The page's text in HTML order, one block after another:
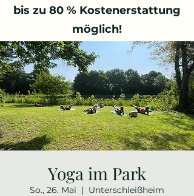
bis zu 80 % Kostenerstattung
möglich!
Yoga im Park
So., 26. Mai
  |
Unterschleißheim